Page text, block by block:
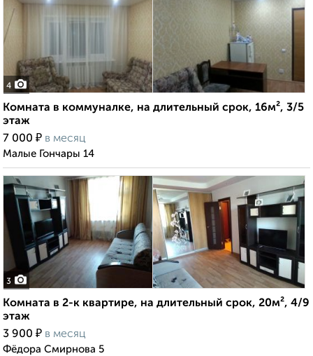
4
Комната в коммуналке, на длительный срок, 16м², 3/5
этаж
7 000 ₽ в месяц
Малые Гончары 14
3
Комната в 2-к квартире, на длительный срок, 20м², 4/9
этаж
3 900 ₽ в месяц
Фёдора Смирнова 5